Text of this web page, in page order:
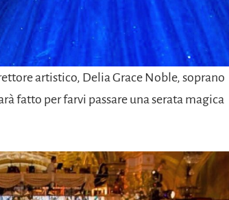
artistico, Delia Grace Noble, soprano
fatto per farvi passare una serata magica